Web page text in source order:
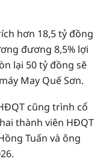
hơn 18,5 tỷ đồng
đương 8,5% lợi
lại 50 tỷ đồng sẽ
May Quế Sơn.
cũng trình cổ
thành viên HĐQT
Tuấn và ông